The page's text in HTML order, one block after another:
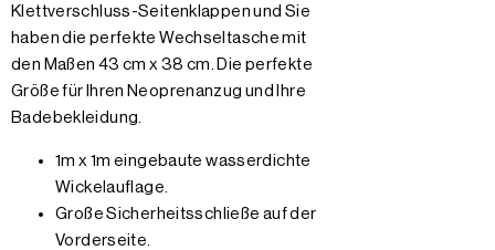
Klettverschluss-Seitenklappen und Sie
haben die perfekte Wechseltasche mit
den Maßen 43 cm x 38 cm. Die perfekte
Größe für Ihren Neoprenanzug und Ihre
Badebekleidung.
1m x 1m eingebaute wasserdichte
Wickelauflage.
Große Sicherheitsschließe auf der
Vorderseite.